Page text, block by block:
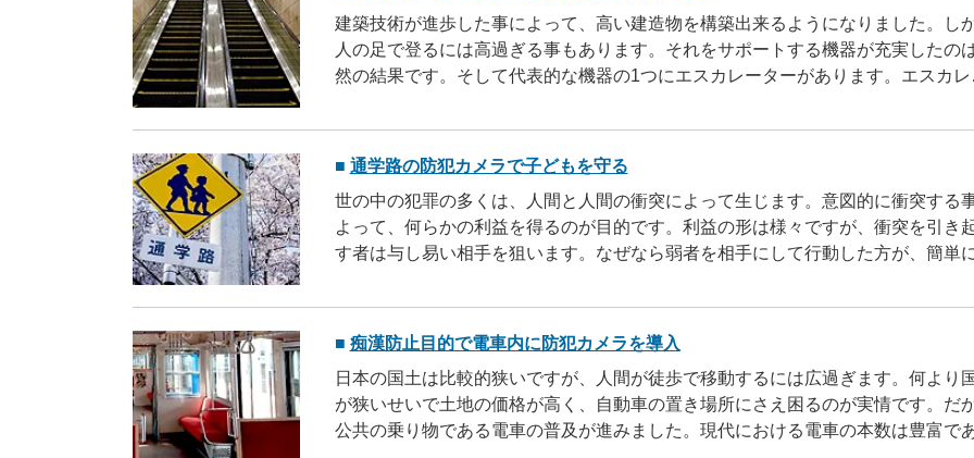
建築技術が進歩した事によって、高い建造物を構築出来るようになりました。し
人の足で登るには高過ぎる事もあります。それをサポートする機器が充実したの
然の結果です。そして代表的な機器の1つにエスカレーターがあります。エスカレ
な建造物であれば、多くの人が .....すべて読む
通学路の防犯カメラで子どもを守る
世の中の犯罪の多くは、人間と人間の衝突によって生じます。意図的に衝突する
よって、何らかの利益を得るのが目的です。利益の形は様々ですが、衝突を引き
す者は与し易い相手を狙います。なぜなら弱者を相手にして行動した方が、簡単
痴漢防止目的で電車内に防犯カメラを導入
日本の国土は比較的狭いですが、人間が徒歩で移動するには広過ぎます。何より
が狭いせいで土地の価格が高く、自動車の置き場所にさえ困るのが実情です。だ
公共の乗り物である電車の普及が進みました。現代における電車の本数は豊富で